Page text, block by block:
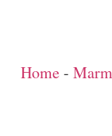
Home-